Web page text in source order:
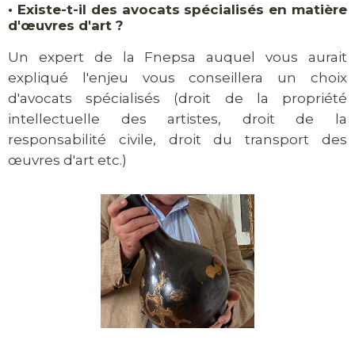
• Existe-t-il des avocats spécialisés en matière
d'œuvres d'art ?
Un expert de la Fnepsa auquel vous aurait
expliqué l'enjeu vous conseillera un choix
d'avocats spécialisés (droit de la propriété
intellectuelle des artistes, droit de la
responsabilité civile, droit du transport des
œuvres d'art etc.)